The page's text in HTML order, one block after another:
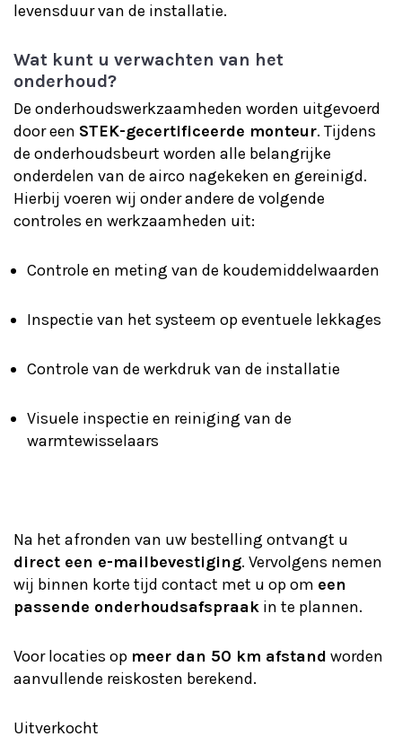
levensduur van de installatie.
Wat kunt u verwachten van het
onderhoud?
De onderhoudswerkzaamheden worden uitgevoerd
door een STEK-gecertificeerde monteur. Tijdens
de onderhoudsbeurt worden alle belangrijke
onderdelen van de airco nagekeken en gereinigd.
Hierbij voeren wij onder andere de volgende
controles en werkzaamheden uit:
Controle en meting van de koudemiddelwaarden
Inspectie van het systeem op eventuele lekkages
Controle van de werkdruk van de installatie
Visuele inspectie en reiniging van de
warmtewisselaars
Na het afronden van uw bestelling ontvangt u
direct een e-mailbevestiging. Vervolgens nemen
wij binnen korte tijd contact met u op om een
passende onderhoudsafspraak in te plannen.
Voor locaties op meer dan 50 km afstand worden
aanvullende reiskosten berekend.
Uitverkocht